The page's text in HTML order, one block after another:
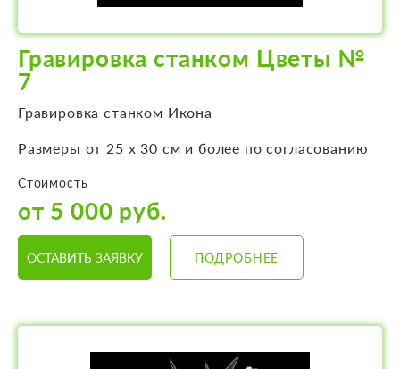
Гравировка станком Цветы №
7
Гравировка станком Икона
Размеры от 25 х 30 см и более по согласованию
Стоимость
от 5 000 руб.
ОСТАВИТЬ ЗАЯВКУ ПОДРОБНЕЕ